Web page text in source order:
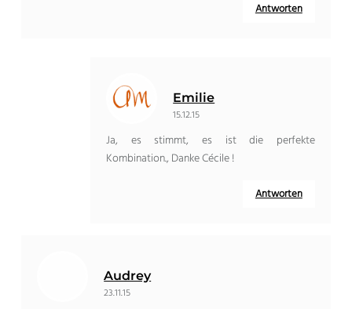
Antworten
Emilie
15.12.15
Ja, es stimmt, es ist die perfekte
Kombination., Danke Cécile !
Antworten
Audrey
23.11.15